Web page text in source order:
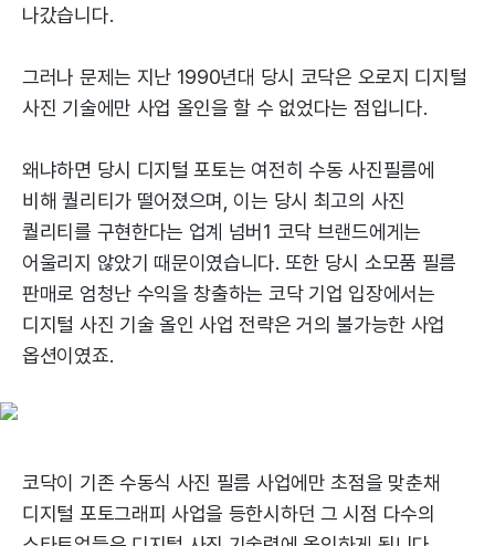
나갔습니다.
그러나 문제는 지난 1990년대 당시 코닥은 오로지 디지털
사진 기술에만 사업 올인을 할 수 없었다는 점입니다.
왜냐하면 당시 디지털 포토는 여전히 수동 사진필름에
비해 퀄리티가 떨어졌으며, 이는 당시 최고의 사진
퀄리티를 구현한다는 업계 넘버1 코닥 브랜드에게는
어울리지 않았기 때문이였습니다. 또한 당시 소모품 필름
판매로 엄청난 수익을 창출하는 코닥 기업 입장에서는
디지털 사진 기술 올인 사업 전략은 거의 불가능한 사업
옵션이였죠.
코닥이 기존 수동식 사진 필름 사업에만 초점을 맞춘채
디지털 포토그래피 사업을 등한시하던 그 시점 다수의